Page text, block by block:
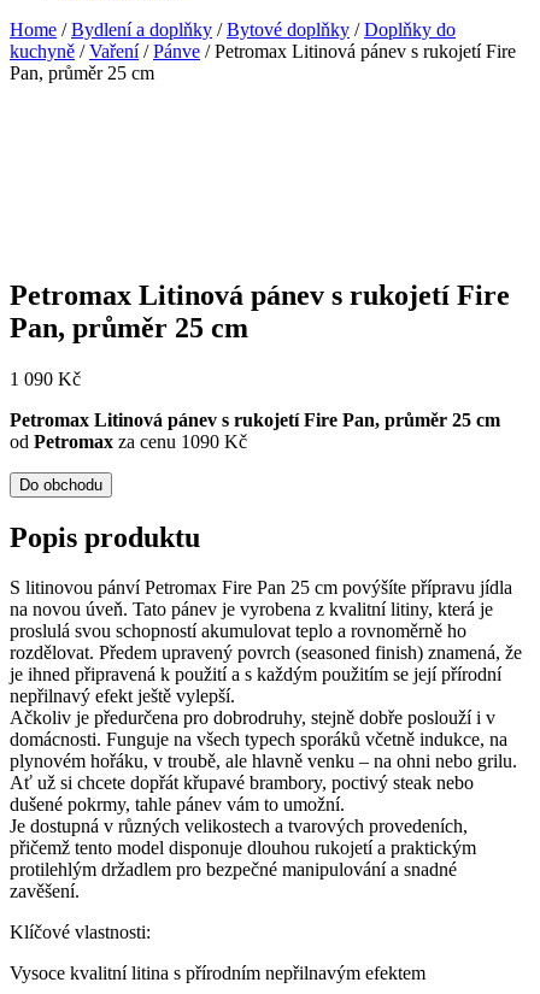
Home /Bydlení a doplňky /Bytové doplňky /Doplňky do
kuchyně /Vaření/Pánve / Petromax Litinová pánev s rukojetí Fire
Pan, průměr 25 cm
Petromax Litinová pánev s rukojetí Fire
Pan, průměr 25 cm
1 090 Kč
Petromax Litinová pánev s rukojetí Fire Pan, průměr 25 cm
od Petromax za cenu 1090 Kč
Do obchodu
Popis produktu
S litinovou pánví Petromax Fire Pan 25 cm povýšíte přípravu jídla
na novou úveň. Tato pánev je vyrobena z kvalitní litiny, která je
proslulá svou schopností akumulovat teplo a rovnoměrně ho
rozdělovat. Předem upravený povrch (seasoned finish) znamená, že
je ihned připravená k použití a s každým použitím se její přírodní
nepřilnavý efekt ještě vylepší.
Ačkoliv je předurčena pro dobrodruhy, stejně dobře poslouží i v
domácnosti. Funguje na všech typech sporáků včetně indukce, na
plynovém hořáku, v troubě, ale hlavně venku – na ohni nebo grilu.
Ať už si chcete dopřát křupavé brambory, poctivý steak nebo
dušené pokrmy, tahle pánev vám to umožní.
Je dostupná v různých velikostech a tvarových provedeních,
přičemž tento model disponuje dlouhou rukojetí a praktickým
protilehlým držadlem pro bezpečné manipulování a snadné
zavěšení.
Klíčové vlastnosti:
Vysoce kvalitní litina s přírodním nepřilnavým efektem